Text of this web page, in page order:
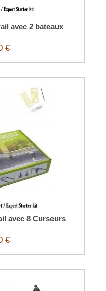
avec 2 bateaux
€
avec 8 Curseurs
€